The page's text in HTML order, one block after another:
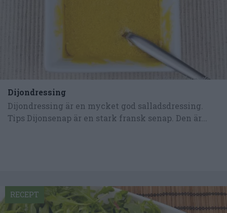
Dijondressing
Dijondressing är en mycket god salladsdressing.
Tips Dijonsenap är en stark fransk senap. Den är...
RECEPT